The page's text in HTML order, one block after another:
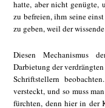
hatte, aber nicht genügte,
zu befreien, ihm seine
zu geben, weil der
Diesen Mechanismus
Darbietung der
Schriftstellern
versteckt, und so muss
fürchten, denn hier in der